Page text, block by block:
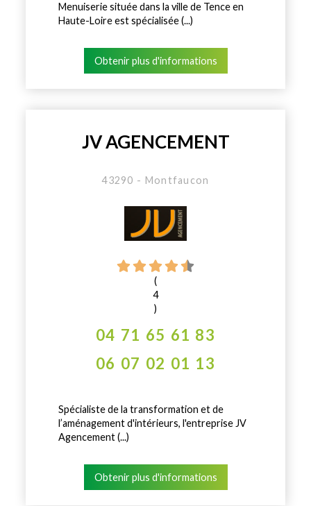
Menuiserie située dans la ville de Tence en
Haute-Loire est spécialisée (...)
Obtenir plus d'informations
JV AGENCEMENT
43290 - Montfaucon
(
4
)
04 71 65 61 83
06 07 02 01 13
Spécialiste de la transformation et de
l’aménagement d'intérieurs, l'entreprise JV
Agencement (...)
Obtenir plus d'informations